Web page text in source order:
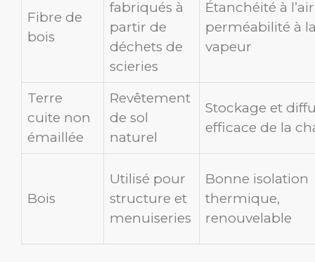
Fibre de
bois
fabriqués à
partir de
déchets de
scieries
Étanchéité à
perméabilité à
vapeur
Terre
cuite non
émaillée
Revêtement
de sol
naturel
Stockage et
efficace de la
Bois
Utilisé pour
structure et
menuiseries
Bonne isolation
thermique,
renouvelable